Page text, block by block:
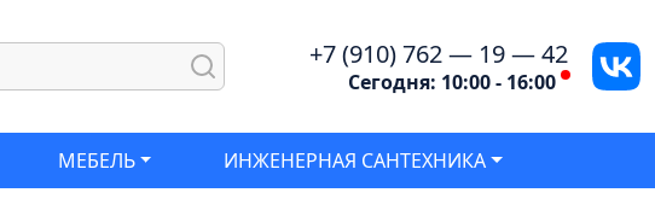
+7 (910) 762 — 19 — 42
Сегодня: 10:00 - 16:00
МЕБЕЛЬ ИНЖЕНЕРНАЯ САНТЕХНИКА